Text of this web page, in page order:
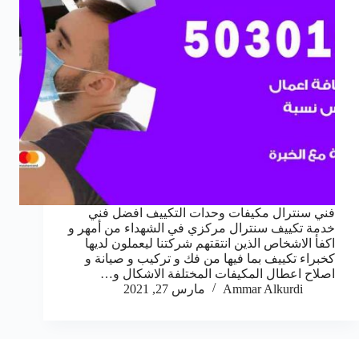
فني سنترال مكيفات وحدات التكييف افضل فني
خدمة تكييف سنترال مركزي في الشهداء من أمهر و
اكفأ الاشخاص الذين انتقتهم شركتنا ليعملون لديها
كخبراء تكييف بما فيها من فك و تركيب و صيانة و
اصلاح اعطال المكيفات المختلفة الاشكال و…
Ammar Alkurdi
مارس 27, 2021